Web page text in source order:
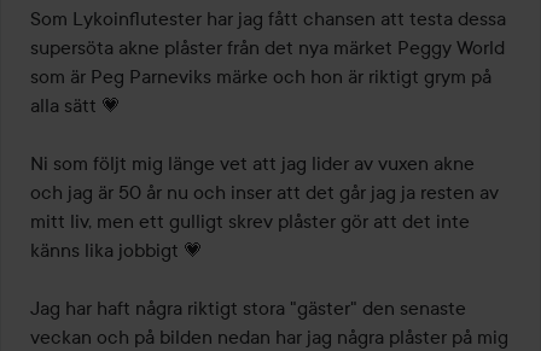
av
5
Som Lykoinflutester har jag fått chansen att testa dessa
supersöta akne plåster från det nya märket Peggy World
som är Peg Parneviks märke och hon är riktigt grym på
alla sätt 💗
Ni som följt mig länge vet att jag lider av vuxen akne
och jag är 50 år nu och inser att det går jag ja resten av
mitt liv, men ett gulligt skrev plåster gör att det inte
känns lika jobbigt 💗
Jag har haft några riktigt stora "gäster" den senaste
veckan och på bilden nedan har jag några plåster på mig